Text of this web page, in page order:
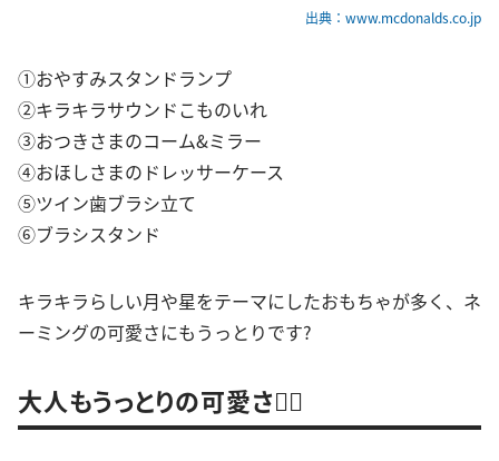
出典：www.mcdonalds.co.jp
①おやすみスタンドランプ
②キラキラサウンドこものいれ
③おつきさまのコーム&ミラー
④おほしさまのドレッサーケース
⑤ツイン歯ブラシ立て
⑥ブラシスタンド
キラキラらしい月や星をテーマにしたおもちゃが多く、ネ
ーミングの可愛さにもうっとりです?
大人もうっとりの可愛さ♥⃛